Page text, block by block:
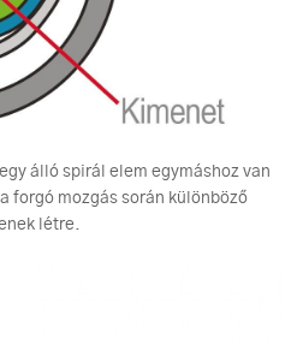
álló spirál elem egymáshoz van
forgó mozgás során különböző
létre.